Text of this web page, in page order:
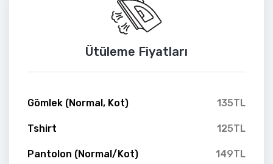
Ütüleme Fiyatları
Gömlek (Normal, Kot) 135TL
Tshirt 125TL
Pantolon (Normal/Kot) 149TL